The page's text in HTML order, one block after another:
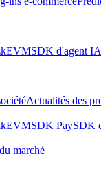
SDK d'agent IA
Actualités des
SDK PaySDK
marché